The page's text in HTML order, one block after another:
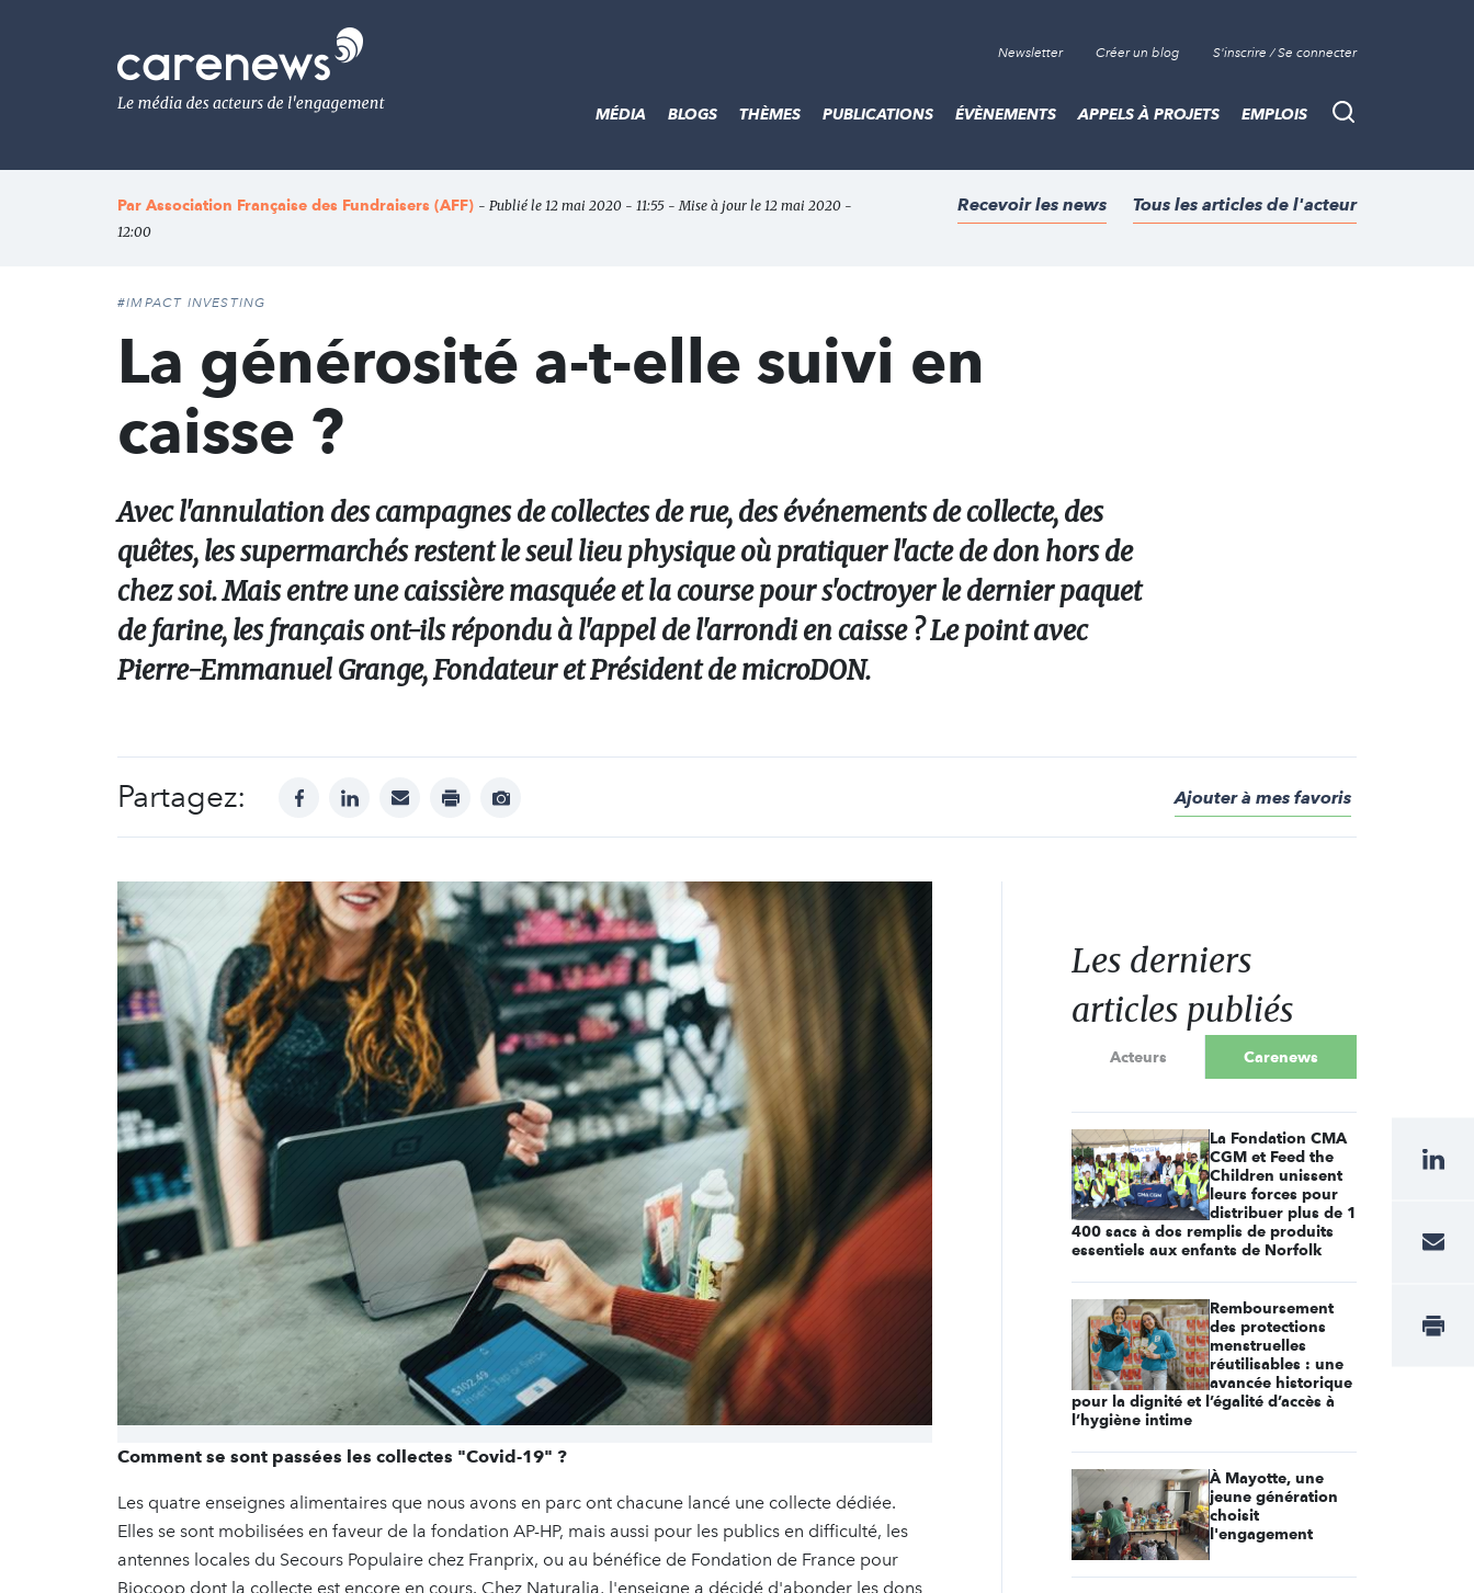
Le
média
de
l'engagement
Newsletter Créer un blog S'inscrire / Se connecter
Recherche
MÉDIA BLOGS THÈMES PUBLICATIONS ÉVÈNEMENTS APPELS À PROJETS EMPLOIS
Par Association Française des Fundraisers (AFF) - Publié le 12 mai 2020 - 11:55 - Mise à jour le 12 mai 2020 -
12:00
Recevoir les news Tous les articles de l'acteur
#IMPACT INVESTING
La générosité a-t-elle suivi en
caisse ?
Avec l'annulation des campagnes de collectes de rue, des événements de collecte, des
quêtes, les supermarchés restent le seul lieu physique où pratiquer l'acte de don hors de
chez soi. Mais entre une caissière masquée et la course pour s'octroyer le dernier paquet
de farine, les français ont-ils répondu à l'appel de l'arrondi en caisse ? Le point avec
Pierre-Emmanuel Grange, Fondateur et Président de microDON.
Partagez: facebooklinkedinmail print
Afficher
Ajouter à mes favoris
Comment se sont passées les collectes "Covid-19" ?
Les quatre enseignes alimentaires que nous avons en parc ont chacune lancé une collecte dédiée.
Elles se sont mobilisées en faveur de la fondation AP-HP, mais aussi pour les publics en difficulté, les
antennes locales du Secours Populaire chez Franprix, ou au bénéfice de Fondation de France pour
Biocoop dont la collecte est encore en cours. Chez Naturalia, l'enseigne a décidé d'abonder les dons
Les derniers
articles publiés
Acteurs Carenews
La Fondation CMA
CGM et Feed the
Children unissent
leurs forces pour
distribuer plus de 1
400 sacs à dos remplis de produits
essentiels aux enfants de Norfolk
Remboursement
des protections
menstruelles
réutilisables : une
avancée historique
pour la dignité et l’égalité d’accès à
l’hygiène intime
À Mayotte, une
jeune génération
choisit
l'engagement